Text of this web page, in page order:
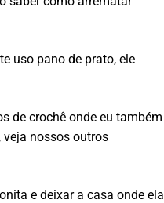
uso pano de prato, ele
de crochê onde eu também
veja nossos outros
e deixar a casa onde ela